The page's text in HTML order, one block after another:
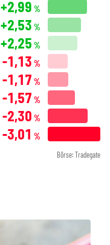
+2,99 %
+2,53 %
+2,25 %
-1,13 %
-1,17 %
-1,57 %
-2,30 %
-3,01 %
Börse: Tradegate